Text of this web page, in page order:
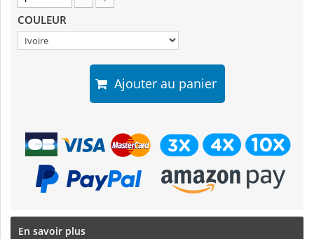
COULEUR
Ajouter au panier
En savoir plus